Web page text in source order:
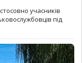
учасників
під